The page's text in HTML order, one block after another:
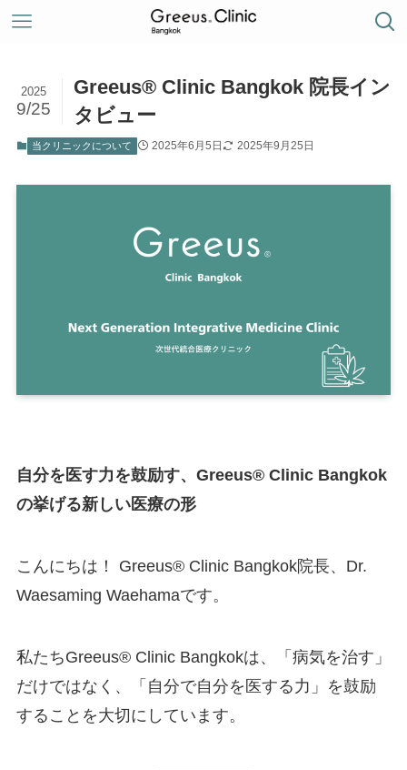
Greeus®︎ Clinic Bangkok 院長イン
タビュー
2025
9/25
当クリニックについて 2025年6月5日 2025年9月25日
自分を医す力を鼓励す、Greeus®︎ Clinic Bangkok
の挙げる新しい医療の形
こんにちは！ Greeus®︎ Clinic Bangkok院長、Dr.
Waesaming Waehamaです。
私たちGreeus®︎ Clinic Bangkokは、「病気を治す」
だけではなく、「自分で自分を医する力」を鼓励
することを大切にしています。